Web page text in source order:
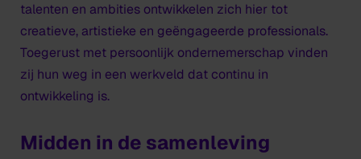
talenten en ambities ontwikkelen zich hier tot
creatieve, artistieke en geëngageerde professionals.
Toegerust met persoonlijk ondernemerschap vinden
zij hun weg in een werkveld dat continu in
ontwikkeling is.
Midden in de samenleving